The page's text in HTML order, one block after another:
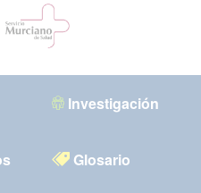
Investigación
Glosario